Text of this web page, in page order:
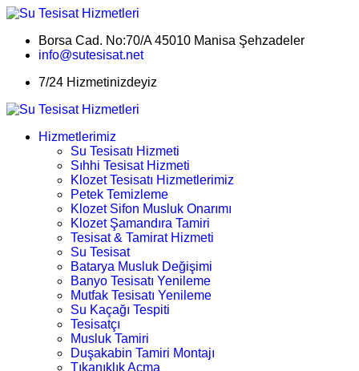
Borsa Cad. No:70/A 45010 Manisa Şehzadeler
info@sutesisat.net
7/24 Hizmetinizdeyiz
Hizmetlerimiz
Su Tesisatı Hizmeti
Sıhhi Tesisat Hizmeti
Klozet Tesisatı Hizmetlerimiz
Petek Temizleme
Klozet Sifon Musluk Onarımı
Klozet Şamandıra Tamiri
Tesisat & Tamirat Hizmeti
Su Tesisat
Batarya Musluk Değişimi
Banyo Tesisatı Yenileme
Mutfak Tesisatı Yenileme
Su Kaçağı Tespiti
Tesisatçı
Musluk Tamiri
Duşakabin Tamiri Montajı
Tıkanıklık Açma